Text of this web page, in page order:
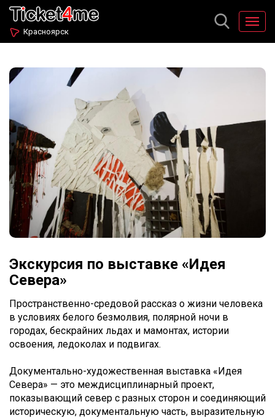
Красноярск
Экскурсия по выставке «Идея
Севера»
Пространственно-средовой рассказ о жизни человека
в условиях белого безмолвия, полярной ночи в
городах, бескрайних льдах и мамонтах, истории
освоения, ледоколах и подвигах.
Документально-художественная выставка «Идея
Севера» — это междисциплинарный проект,
показывающий север с разных сторон и соединяющий
историческую, документальную часть, выразительную